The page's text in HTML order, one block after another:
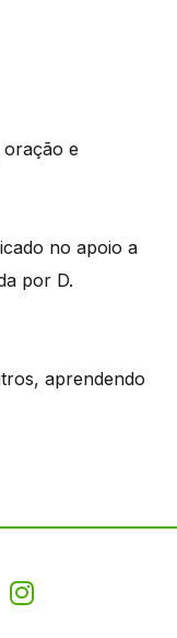
e
no apoio a
por D.
aprendendo
Facebook
Instagram